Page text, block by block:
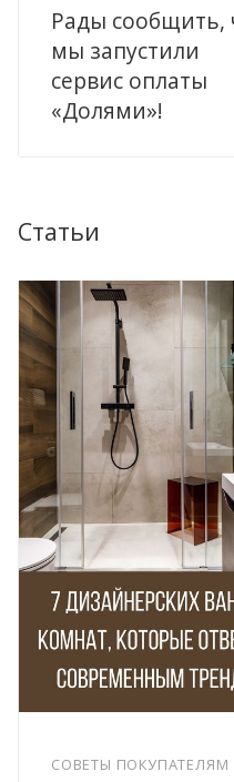
Рады сообщить,
мы запустили
сервис оплаты
«Долями»!
Статьи
СОВЕТЫ ПОКУПАТЕЛЯМ